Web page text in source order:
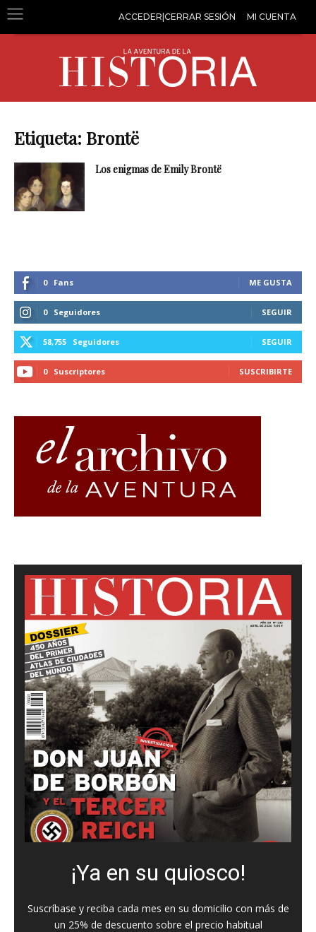
ACCEDER|CERRAR SESIÓN MI CUENTA
Etiqueta: Brontë
Los enigmas de Emily Brontë
0 Fans ME GUSTA
0 Seguidores SEGUIR
58,755 Seguidores SEGUIR
0 Suscriptores SUSCRIBIRTE
¡Ya en su quiosco!
Suscríbase y reciba cada mes en su domicilio con más de
un 25% de descuento sobre el precio habitual